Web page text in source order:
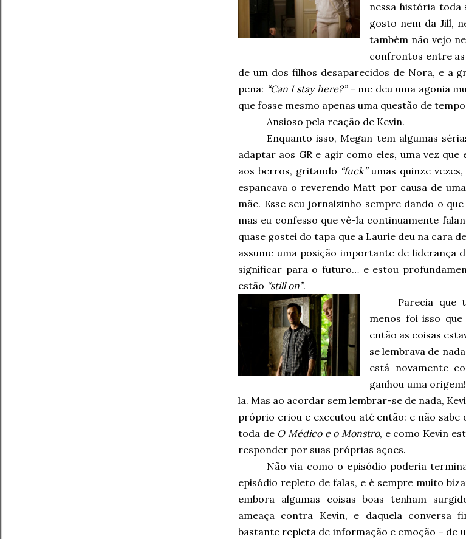
nessa história toda
gosto nem da Jill,
também não vejo
confrontos entre as
de um dos filhos desaparecidos de Nora, e a
pena: “Can I stay here?”– me deu uma agonia
que fosse mesmo apenas uma questão de
Ansioso pela reação de Kevin.
Enquanto isso, Megan tem algumas
adaptar aos GR e agir como eles, uma vez que
aos berros, gritando “fuck”umas quinze
espancava o reverendo Matt por causa de
mãe. Esse seu jornalzinho sempre dando o
mas eu confesso que vê-la continuamente
quase gostei do tapa que a Laurie deu na cara
assume uma posição importante de liderança
significar para o futuro… e estou
estão “still on”.
Parecia que
menos foi isso
então as coisas
se lembrava de
está novamente
ganhou uma
la. Mas ao acordar sem lembrar-se de nada,
próprio criou e executou até então: e não sabe
toda de O Médico e o Monstro, e como Kevin
responder por suas próprias ações.
Não via como o episódio poderia
episódio repleto de falas, e é sempre muito
embora algumas coisas boas tenham
ameaça contra Kevin, e daquela conversa
bastante repleta de informação e emoção – de